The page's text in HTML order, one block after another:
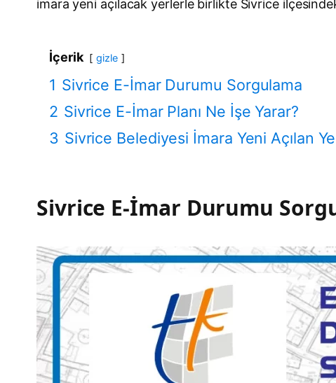
imara yeni açılacak yerlerle birlikte Sivrice
İçerik gizle
1 Sivrice E-İmar Durumu Sorgulama
2 Sivrice E-İmar Planı Ne İşe Yarar?
3 Sivrice Belediyesi İmara Yeni Açılan
Sivrice E-İmar Durumu